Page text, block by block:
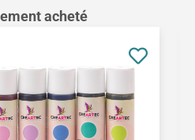
acheté